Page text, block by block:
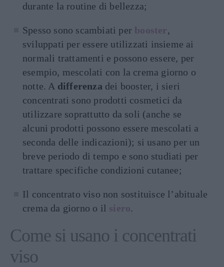
durante la routine di bellezza;
Spesso sono scambiati per booster,
sviluppati per essere utilizzati insieme ai
normali trattamenti e possono essere, per
esempio, mescolati con la crema giorno o
notte. A differenza dei booster, i sieri
concentrati sono prodotti cosmetici da
utilizzare soprattutto da soli (anche se
alcuni prodotti possono essere mescolati a
seconda delle indicazioni); si usano per un
breve periodo di tempo e sono studiati per
trattare specifiche condizioni cutanee;
Il concentrato viso non sostituisce l’abituale
crema da giorno o il siero.
Come si usano i concentrati
viso